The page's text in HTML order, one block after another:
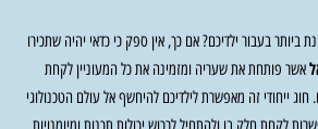
בעבור ילדיכם? אם כך, אין ספק כי כדאי יהיה שתכירו
אשר פותחת את שעריה ומזמינה את כל המעוניין לקחת
ייחודי זה מאפשרת לילדיכם להיחשף אל עולם הטכנולוגי